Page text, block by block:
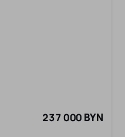
237 000 BYN